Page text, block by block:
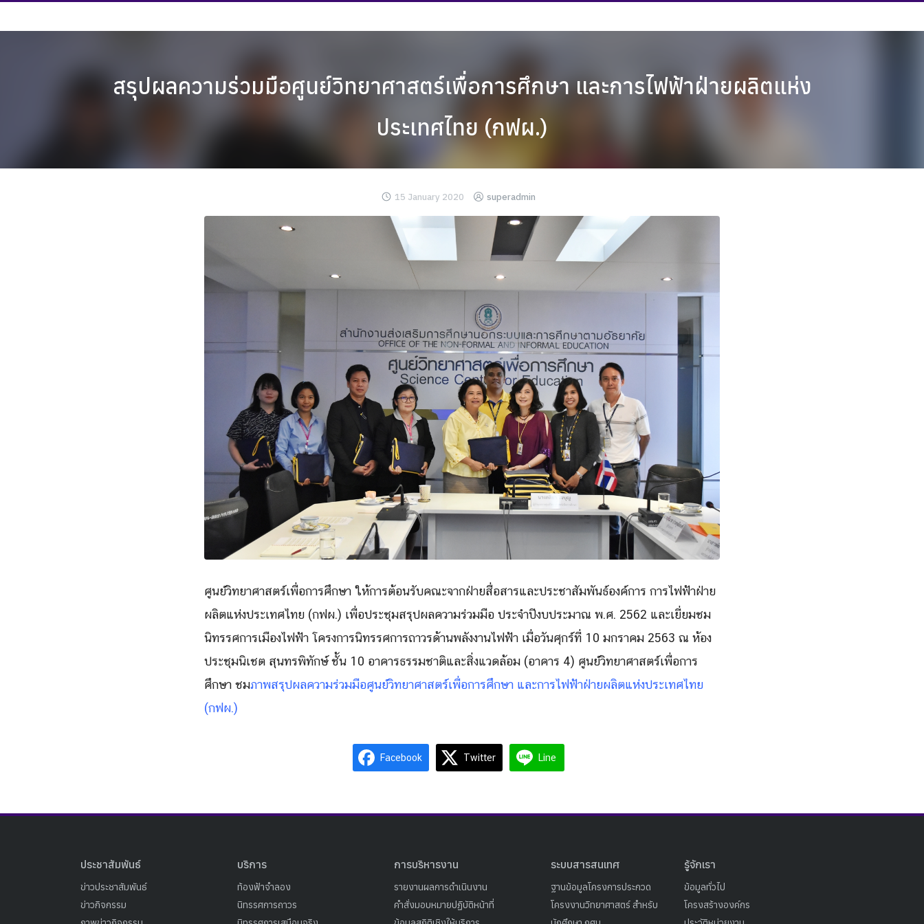
to
Search
สรุปผลความร่วมมือศูนย์วิทยาศาสตร์เพื่อการศึกษา และการไฟฟ้าฝ่ายผลิตแห่ง
ประเทศไทย (กฟผ.)
15 January 2020 superadmin
ศูนย์วิทยาศาสตร์เพื่อการศึกษา ให้การต้อนรับคณะจากฝ่ายสื่อสารและประชาสัมพันธ์องค์การ การไฟฟ้าฝ่าย
ผลิตแห่งประเทศไทย (กฟผ.) เพื่อประชุมสรุปผลความร่วมมือ ประจำปีงบประมาณ พ.ศ. 2562 และเยี่ยมชม
นิทรรศการเมืองไฟฟ้า โครงการนิทรรศการถาวรด้านพลังงานไฟฟ้า เมื่อวันศุกร์ที่ 10 มกราคม 2563 ณ ห้อง
ประชุมนิเชต สุนทรพิทักษ์ ชั้น 10 อาคารธรรมชาติและสิ่งแวดล้อม (อาคาร 4) ศูนย์วิทยาศาสตร์เพื่อการ
ศึกษา ชมภาพสรุปผลความร่วมมือศูนย์วิทยาศาสตร์เพื่อการศึกษา และการไฟฟ้าฝ่ายผลิตแห่งประเทศไทย
(กฟผ.)
Facebook Twitter Line
ประชาสัมพันธ์
ข่าวประชาสัมพันธ์
ข่าวกิจกรรม
บริการ
ท้องฟ้าจำลอง
นิทรรศการถาวร
การบริหารงาน
รายงานผลการดำเนินงาน
คำสั่งมอบหมายปฏิบัติหน้าที่
ระบบสารสนเทศ
ฐานข้อมูลโครงการประกวด
โครงงานวิทยาศาสตร์ สำหรับ
รู้จักเรา
ข้อมูลทั่วไป
โครงสร้างองค์กร